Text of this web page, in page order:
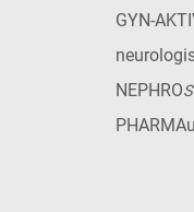
GYN-
NEPHRO